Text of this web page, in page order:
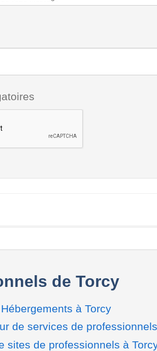
de Torcy
Hébergements à Torcy
de services de
sites de professionnels à